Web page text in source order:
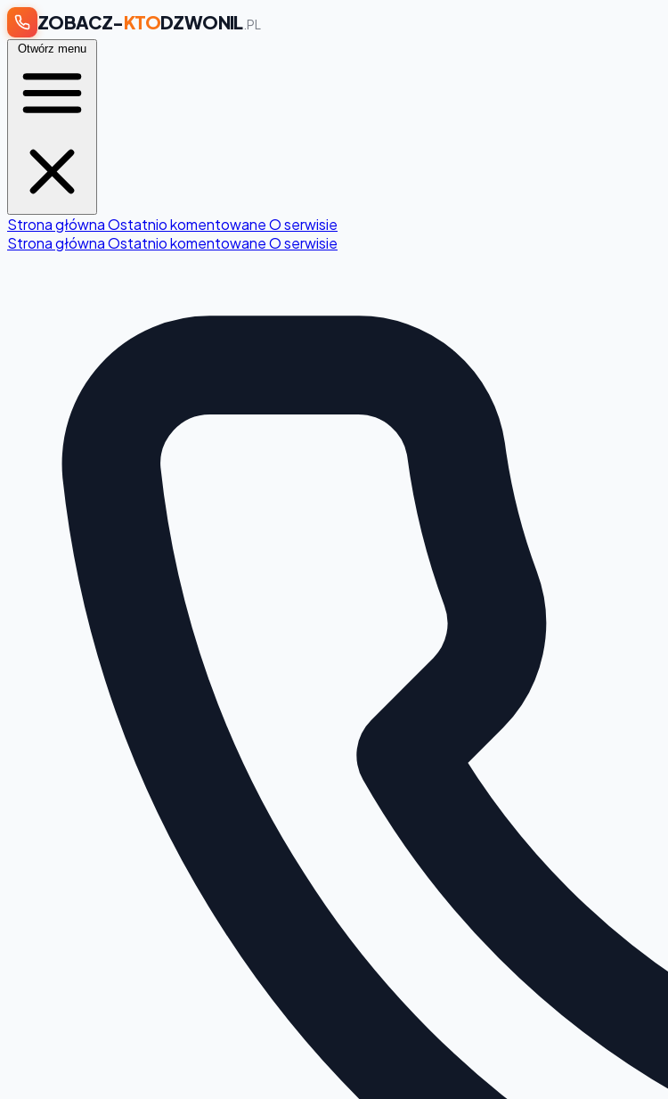
ZOBACZ-KTODZWONIL.PL
Otwórz menu
Strona głównaOstatnio komentowaneO serwisie
Strona głównaOstatnio komentowaneO serwisie